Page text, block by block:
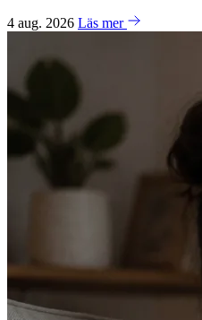
4 aug. 2026 Läs mer